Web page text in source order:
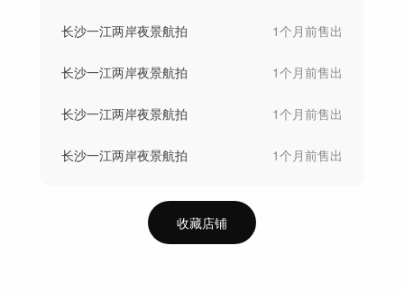
长沙一江两岸夜景航拍 1个月前售出
长沙一江两岸夜景航拍 1个月前售出
长沙一江两岸夜景航拍 1个月前售出
长沙一江两岸夜景航拍 1个月前售出
收藏店铺